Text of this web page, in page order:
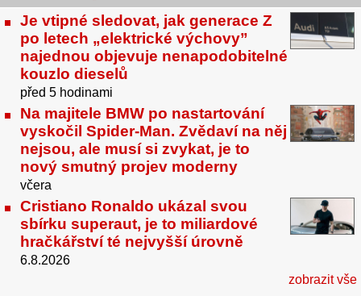
Je vtipné sledovat, jak generace Z
po letech „elektrické výchovy”
najednou objevuje nenapodobitelné
kouzlo dieselů
před 5 hodinami
Na majitele BMW po nastartování
vyskočil Spider-Man. Zvědaví na něj
nejsou, ale musí si zvykat, je to
nový smutný projev moderny
včera
Cristiano Ronaldo ukázal svou
sbírku superaut, je to miliardové
hračkářství té nejvyšší úrovně
6.8.2026
zobrazit vše